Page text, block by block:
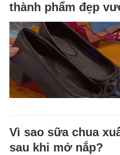
thành phẩm đẹp
Vì sao sữa chua
sau khi mở nắp?